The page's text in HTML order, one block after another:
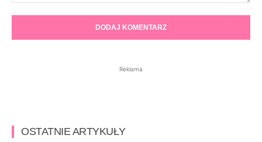
Reklama
OSTATNIE ARTYKUŁY